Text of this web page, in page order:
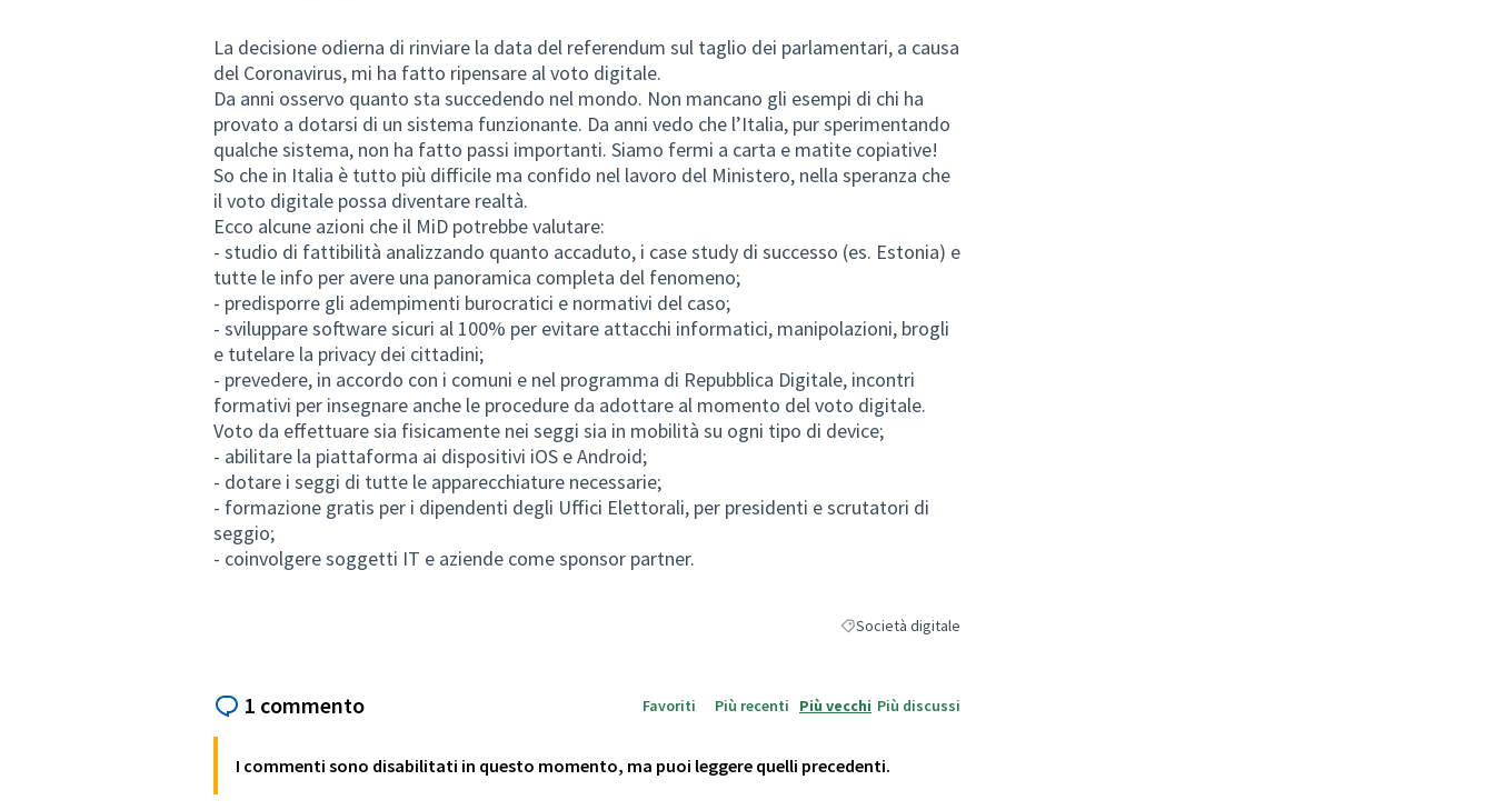
La decisione odierna di rinviare la data del referendum sul taglio dei parlamentari, a causa
del Coronavirus, mi ha fatto ripensare al voto digitale.
Da anni osservo quanto sta succedendo nel mondo. Non mancano gli esempi di chi ha
provato a dotarsi di un sistema funzionante. Da anni vedo che l’Italia, pur sperimentando
qualche sistema, non ha fatto passi importanti. Siamo fermi a carta e matite copiative!
So che in Italia è tutto più difficile ma confido nel lavoro del Ministero, nella speranza che
il voto digitale possa diventare realtà.
Ecco alcune azioni che il MiD potrebbe valutare:
- studio di fattibilità analizzando quanto accaduto, i case study di successo (es. Estonia) e
tutte le info per avere una panoramica completa del fenomeno;
- predisporre gli adempimenti burocratici e normativi del caso;
- sviluppare software sicuri al 100% per evitare attacchi informatici, manipolazioni, brogli
e tutelare la privacy dei cittadini;
- prevedere, in accordo con i comuni e nel programma di Repubblica Digitale, incontri
formativi per insegnare anche le procedure da adottare al momento del voto digitale.
Voto da effettuare sia fisicamente nei seggi sia in mobilità su ogni tipo di device;
- abilitare la piattaforma ai dispositivi iOS e Android;
- dotare i seggi di tutte le apparecchiature necessarie;
- formazione gratis per i dipendenti degli Uffici Elettorali, per presidenti e scrutatori di
seggio;
- coinvolgere soggetti IT e aziende come sponsor partner.
Filtra i risultati per categoria: Società digitale
Società digitale
1 commento Favoriti Più recenti Più vecchi Più discussi
I commenti sono disabilitati in questo momento, ma puoi leggere quelli precedenti.